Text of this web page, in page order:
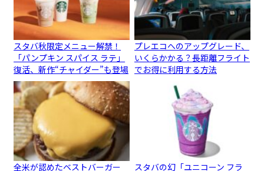
スタバ秋限定メニュー解禁！
「パンプキン スパイス ラテ」
復活、新作“チャイダー”も登場
プレエコへのアップグレード、
いくらかかる？長距離フライト
でお得に利用する方法
全米が認めたベストバーガー スタバの幻「ユニコーン フラ